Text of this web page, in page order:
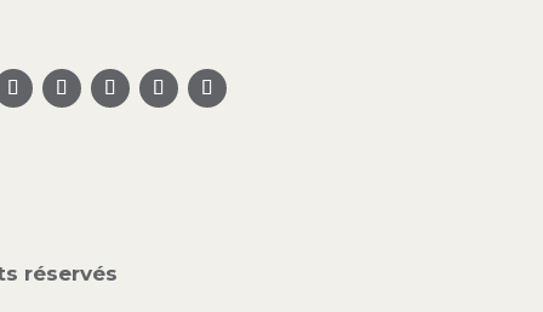
réservés